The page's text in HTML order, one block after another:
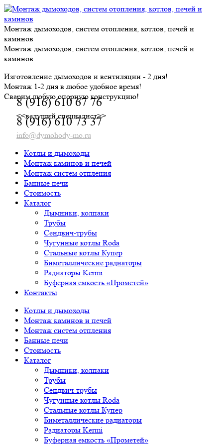
Skip
to
content
Монтаж дымоходов, систем отопления, котлов, печей и
каминов
Монтаж дымоходов, систем отопления, котлов, печей и
каминов
Изготовление дымоходов и вентиляции - 2 дня!
Монтаж 1-2 дня в любое удобное время!
Сварим любую опорную конструкцию!
8 (916) 610 67 76
<<ведущий специалист>>
8 (916) 610 73 37
info@dymohody-mo.ru
Котлы и дымоходы
Монтаж каминов и печей
Монтаж систем отпления
Банные печи
Стоимость
Каталог
Дымники, колпаки
Трубы
Сендвич-трубы
Чугунные котлы Roda
Стальные котлы Купер
Биметаллические радиаторы
Радиаторы Kermi
Буферная емкость «Прометей»
Контакты
Котлы и дымоходы
Монтаж каминов и печей
Монтаж систем отпления
Банные печи
Стоимость
Каталог
Дымники, колпаки
Трубы
Сендвич-трубы
Чугунные котлы Roda
Стальные котлы Купер
Биметаллические радиаторы
Радиаторы Kermi
Буферная емкость «Прометей»